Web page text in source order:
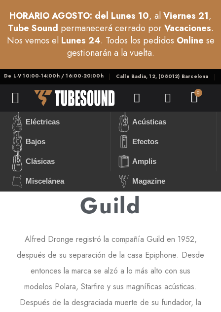
HORARIO AGOSTO: del Lunes 10, alViernes 21,
Tube Sound permanecerá cerrado porVacaciones.
Nos vemos el Lunes 24. Todos los pedidos Online se
gestionarán a la vuelta.
De L-V 10:00-14:00h / 16:00-20:00h Calle Badia, 12, (08012) Barcelona
Eléctricas Acústicas
Bajos Efectos
Clásicas Amplis
Miscelánea Magazine
Guild
Alfred Dronge registró la compañía Guild en 1952,
después de su separación de la casa Epiphone. Desde
entonces la marca se alzó a lo más alto con sus
modelos Polara, Starfire y sus magníficas acústicas.
Después de la desgraciada muerte de su fundador, la